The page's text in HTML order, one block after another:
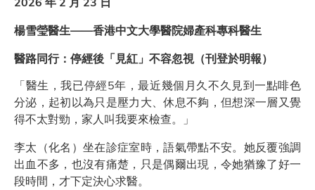
楊雪瑩醫生——香港中文大學醫院婦產科專科醫生
醫路同行：停經後「見紅」不容忽視（刊登於明報）
「醫生，我已停經5年，最近幾個月久不久見到一點啡色
分泌，起初以為只是壓力大、休息不夠，但想深一層又覺
得不太對勁，家人叫我要來檢查。」
李太（化名）坐在診症室時，語氣帶點不安。她反覆強調
出血不多，也沒有痛楚，只是偶爾出現，令她猶豫了好一
段時間，才下定決心求醫。